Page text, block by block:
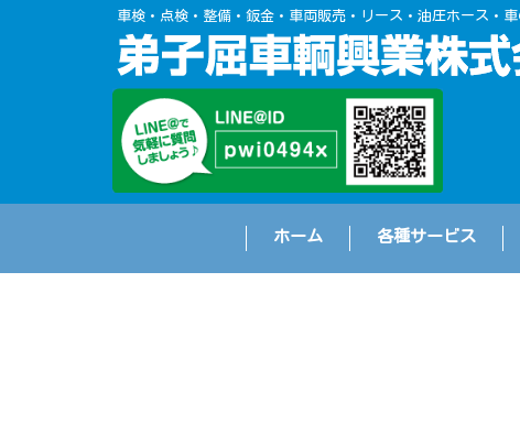
車検・点検・整備・鈑金・車両販売・リース・油圧ホース・
ホーム 各種サービス